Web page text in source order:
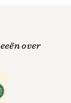
over